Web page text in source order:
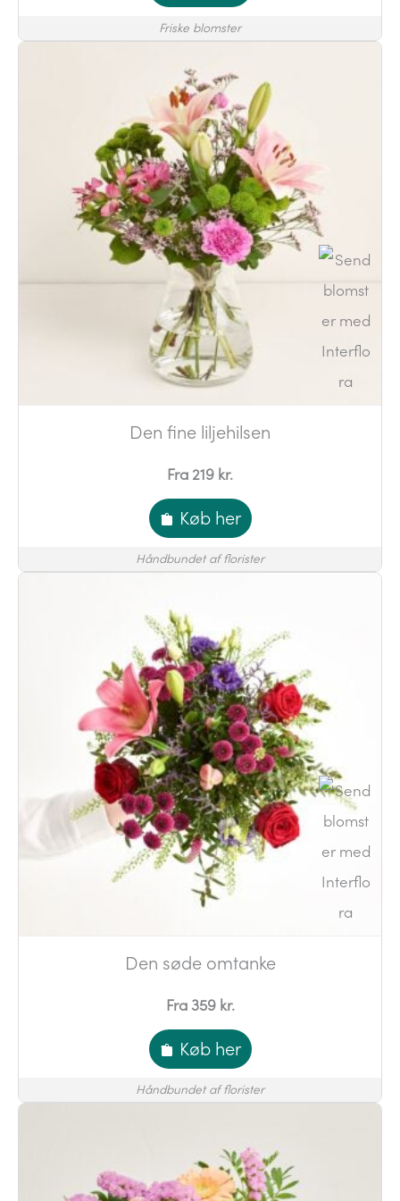
Friske blomster
Den fine liljehilsen
Fra 219 kr.
Køb her
Håndbundet af florister
Den søde omtanke
Fra 359 kr.
Køb her
Håndbundet af florister